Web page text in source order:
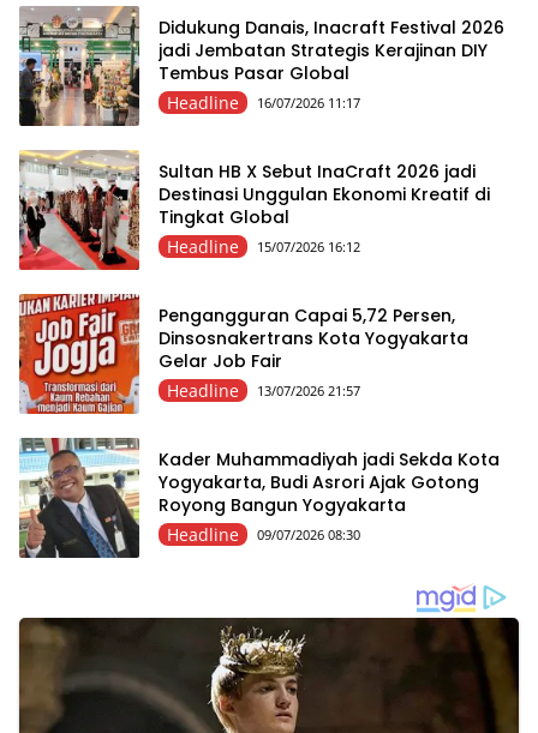
Didukung Danais, Inacraft Festival 2026
jadi Jembatan Strategis Kerajinan DIY
Tembus Pasar Global
Headline 16/07/2026 11:17
Sultan HB X Sebut InaCraft 2026 jadi
Destinasi Unggulan Ekonomi Kreatif di
Tingkat Global
Headline 15/07/2026 16:12
Pengangguran Capai 5,72 Persen,
Dinsosnakertrans Kota Yogyakarta
Gelar Job Fair
Headline 13/07/2026 21:57
Kader Muhammadiyah jadi Sekda Kota
Yogyakarta, Budi Asrori Ajak Gotong
Royong Bangun Yogyakarta
Headline 09/07/2026 08:30